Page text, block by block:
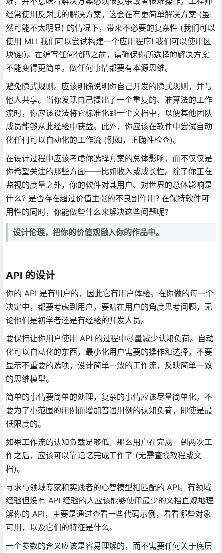
经常使用反射式的解决方案，这会在有更简单解决方案 (虽
然可能不太明显) 的情况下，带来不必要的复杂性 (我们可以
使用 ML! 我们可以尝试构建一个应用程序! 我们可以使用区
块链!)。在编写任何代码之前，请确保你所选择的解决方案
不能变得更简单。做任何事情都要有本源思维。
避免隐式规则。应该明确说明你自己开发的隐式规则，并与
他人共享。当你发现自己提出了一个重复的、准算法的工作
流时，你应该设法将它标准化到一个文档中，以便其他团队
成员能够从此经验中获益。此外，你应该在软件中尝试自动
化任何可以自动化的工作流 (例如，正确性检查)。
在设计过程中应该考虑你选择方案的总体影响，而不仅仅是
你希望关注的那些方面——比如收入或成长性。除了你正在
监视的度量之外，你的软件对其用户、对世界的总体影响是
什么? 是否存在超过价值主张的不良副作用? 在保持软件可
用性的同时，你能做些什么来解决这些问题呢?
设计伦理，把你的价值观融入你的作品中。
API 的设计
你的 API 是有用户的，因此它有用户体验。在你做的每一个
决定中，都要考虑到用户。要站在用户的角度思考问题，无
论他们是初学者还是有经验的开发人员。
要保持让你用户使用 API 的过程中尽量减少认知负荷。自动
化可以自动化的东西，最小化用户需要的操作和选择，不要
显示不重要的选项，设计简单一致的工作流，反映简单一致
的思维模型。
简单的事情要简单的处理，复杂的事情应该尽量简单化。不
要为了小范围的用例而增加普通用例的认知负荷，即使是最
低限度的。
如果工作流的认知负载足够低，那么用户在完成一到两次工
作之后，应该可以靠记忆完成工作了 (无需查找教程或文
档)。
寻求与领域专家和实践者的心智模型相匹配的 API。有领域
经验但没有 API 经验的人应该能够使用最少的文档直观地理
解你的 API，主要是通过查看一些代码示例，看看哪些对象
可用，以及它们的特征是什么。
一个参数的含义应该是容易理解的，而不需要任何关于底层